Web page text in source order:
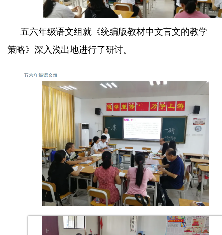
五六年级语文组就《统编版教材中文言文的教学
策略》深入浅出地进行了研讨。